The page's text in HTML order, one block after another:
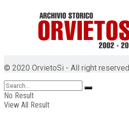
© 2020 OrvietoSi - All right reserved
No Result
View All Result